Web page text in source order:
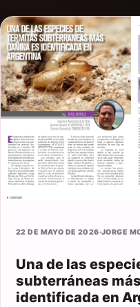
22 DE MAYO DE 2026·JORGE
Una de las
subterráneas
identificada en